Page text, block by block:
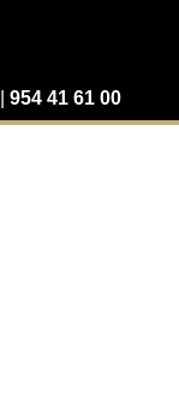
954 41 61 00